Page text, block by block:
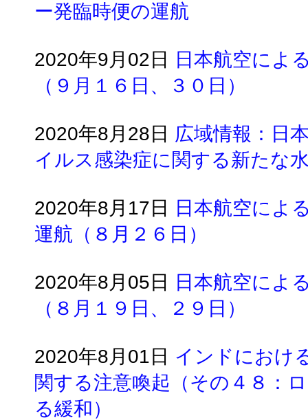
ー発臨時便の運航
2020年9月02日
日本航空によ
（９月１６日、３０日）
2020年8月28日 広域情報：日
イルス感染症に関する新たな
2020年8月17日
日本航空によ
運航（８月２６日）
2020年8月05日
日本航空によ
（８月１９日、２９日）
2020年8月01日 インドにおけ
関する注意喚起（その４８：
る緩和）